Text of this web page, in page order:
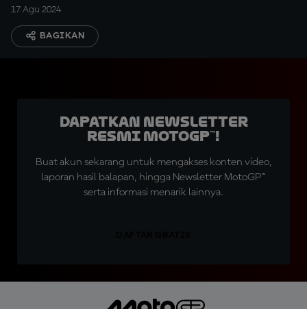
17 Agu 2024
BAGIKAN
Dapatkan Newsletter
Resmi MotoGP™!
Buat akun sekarang untuk mengakses konten video,
laporan hasil balapan, hingga Newsletter MotoGP™
serta informasi menarik lainnya.